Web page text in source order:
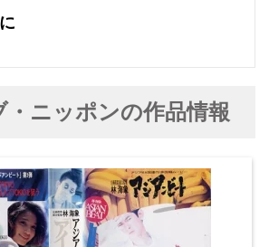
・ニッポンの作品情報